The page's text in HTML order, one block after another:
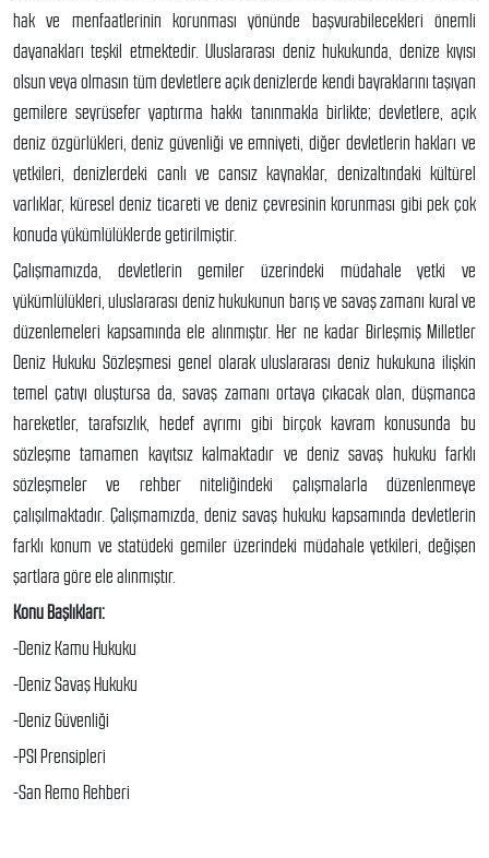
hak ve menfaatlerinin korunması yönünde başvurabilecekleri önemli
dayanakları teşkil etmektedir. Uluslararası deniz hukukunda, denize kıyısı
olsun veya olmasın tüm devletlere açık denizlerde kendi bayraklarını taşıyan
gemilere seyrüsefer yaptırma hakkı tanınmakla birlikte; devletlere, açık
deniz özgürlükleri, deniz güvenliği ve emniyeti, diğer devletlerin hakları ve
yetkileri, denizlerdeki canlı ve cansız kaynaklar, denizaltındaki kültürel
varlıklar, küresel deniz ticareti ve deniz çevresinin korunması gibi pek çok
konuda yükümlülüklerde getirilmiştir.
Çalışmamızda, devletlerin gemiler üzerindeki müdahale yetki ve
yükümlülükleri, uluslararası deniz hukukunun barış ve savaş zamanı kural ve
düzenlemeleri kapsamında ele alınmıştır. Her ne kadar Birleşmiş Milletler
Deniz Hukuku Sözleşmesi genel olarak uluslararası deniz hukukuna ilişkin
temel çatıyı oluştursa da, savaş zamanı ortaya çıkacak olan, düşmanca
hareketler, tarafsızlık, hedef ayrımı gibi birçok kavram konusunda bu
sözleşme tamamen kayıtsız kalmaktadır ve deniz savaş hukuku farklı
sözleşmeler ve rehber niteliğindeki çalışmalarla düzenlenmeye
çalışılmaktadır. Çalışmamızda, deniz savaş hukuku kapsamında devletlerin
farklı konum ve statüdeki gemiler üzerindeki müdahale yetkileri, değişen
şartlara göre ele alınmıştır.
Konu Başlıkları:
-Deniz Kamu Hukuku
-Deniz Savaş Hukuku
-Deniz Güvenliği
-PSI Prensipleri
-San Remo Rehberi